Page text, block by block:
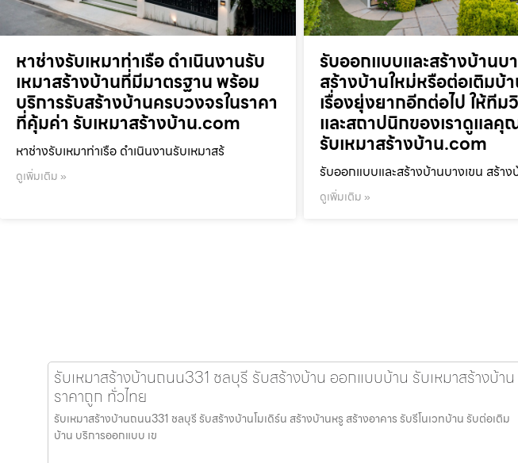
หาช่างรับเหมาท่าเรือ ดำเนินงานรับ
เหมาสร้างบ้านที่มีมาตรฐาน พร้อม
บริการรับสร้างบ้านครบวงจรในราคา
ที่คุ้มค่า รับเหมาสร้างบ้าน.com
หาช่างรับเหมาท่าเรือ ดำเนินงานรับเหมาสร้
ดูเพิ่มเติม »
รับออกแบบและสร้างบ้านบ
สร้างบ้านใหม่หรือต่อเติมบ้า
เรื่องยุ่งยากอีกต่อไป ให้ทีม
และสถาปนิกของเราดูแล
รับเหมาสร้างบ้าน.com
รับออกแบบและสร้างบ้านบางเขน สร้าง
ดูเพิ่มเติม »
รับเหมาสร้างบ้านถนน331 ชลบุรี รับสร้างบ้าน ออกแบบบ้าน รับเหมาสร้างบ้าน
ราคาถูก ทั่วไทย
รับเหมาสร้างบ้านถนน331 ชลบุรี รับสร้างบ้านโมเดิร์น สร้างบ้านหรู สร้างอาคาร รับรีโนเวทบ้าน รับต่อเติม
บ้าน บริการออกแบบ เข